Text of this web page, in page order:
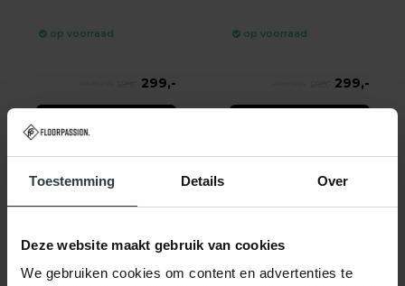
Toestemming Details Over
Deze website maakt gebruik van cookies
We gebruiken cookies om content en advertenties te
op voorraad
299,-
SHOP NU
op voorraad
299,-
-67%